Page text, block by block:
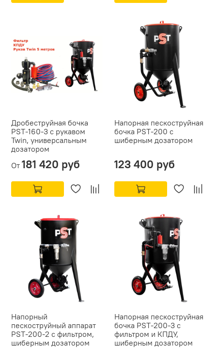
Дробеструйная бочка
PST-160-3 с рукавом
Twin, универсальным
дозатором
От 181 420 руб
Напорная пескоструйная
бочка PST-200 с
шиберным дозатором
123 400 руб
Напорный
пескоструйный аппарат
PST-200-2 с фильтром,
шиберным дозатором
Напорная пескоструйная
бочка PST-200-3 с
фильтром и КПДУ,
шиберным дозатором